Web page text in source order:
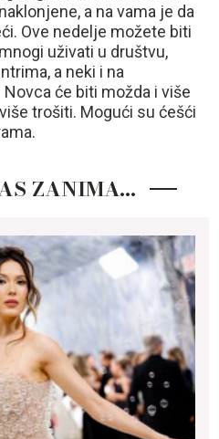
a na vama je da
Ove nedelje možete biti
uživati u društvu,
a neki i na
će biti možda i više
trošiti. Mogući su ćešći
ZANIMA…